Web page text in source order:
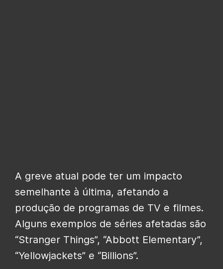
A greve atual pode ter um impacto
semelhante à última, afetando a
produção de programas de TV e filmes.
Alguns exemplos de séries afetadas são
“Stranger Things”, “Abbott Elementary”,
“Yellowjackets” e “Billions”.